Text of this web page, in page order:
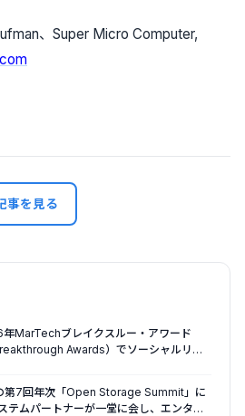
、Super Micro Computer,
事を見る
MarTechブレイクスルー・アワード
Awards）でソーシャルリス
7回年次「Open Storage Summit」に
テムパートナーが一堂に会し、エンター